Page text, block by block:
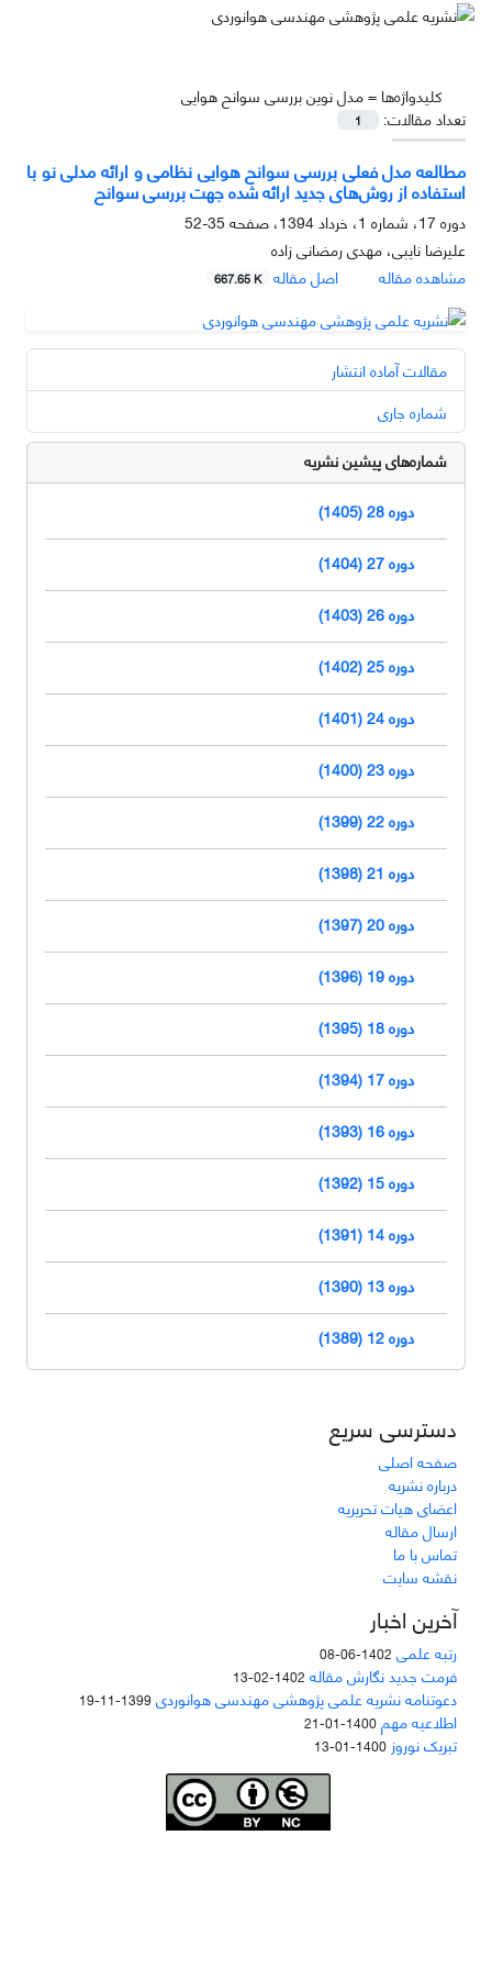
کلیدواژه‌ها =مدل نوین بررسی سوانح هوایی
تعداد مقالات:
1
مطالعه مدل فعلی بررسی سوانح هوایی نظامی و ارائه مدلی نو با
استفاده از روش‌های جدید ارائه شده جهت بررسی سوانح
دوره 17، شماره 1، خرداد 1394، صفحه
35-52
علیرضا نایبی، مهدی رمضانی زاده
مشاهده مقاله
اصل مقاله 667.65 K
مقالات آماده انتشار
شماره جاری
شماره‌های پیشین نشریه
دوره 28 (1405)
دوره 27 (1404)
دوره 26 (1403)
دوره 25 (1402)
دوره 24 (1401)
دوره 23 (1400)
دوره 22 (1399)
دوره 21 (1398)
دوره 20 (1397)
دوره 19 (1396)
دوره 18 (1395)
دوره 17 (1394)
دوره 16 (1393)
دوره 15 (1392)
دوره 14 (1391)
دوره 13 (1390)
دوره 12 (1389)
دسترسی سریع
صفحه اصلی
درباره نشریه
اعضای هیات تحریریه
ارسال مقاله
تماس با ما
نقشه سایت
آخرین اخبار
رتبه علمی 1402-06-08
فرمت جدید نگارش مقاله 1402-02-13
دعوتنامه نشریه علمی پژوهشی مهندسی هوانوردی1399-11-19
اطلاعیه مهم1400-01-21
تبریک نوروز 1400-01-13